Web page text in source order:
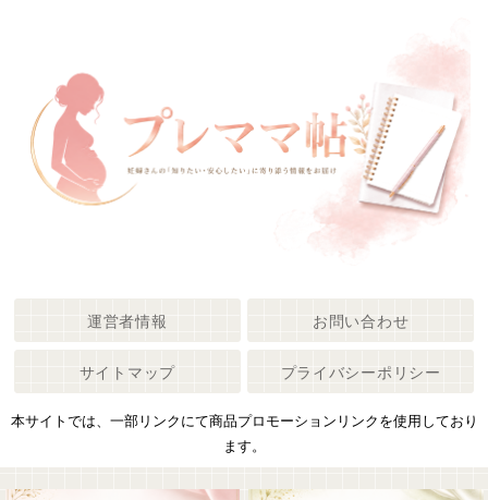
運営者情報 お問い合わせ
サイトマップ プライバシーポリシー
本サイトでは、一部リンクにて商品プロモーションリンクを使用しており
ます。